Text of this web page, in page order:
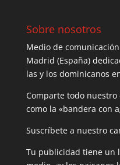
Sobre nosotros
Medio de
Madrid (España)
las y los dominicanos
Comparte todo
como la «bandera con
Suscríbete a nuestro
Tu publicidad tiene un